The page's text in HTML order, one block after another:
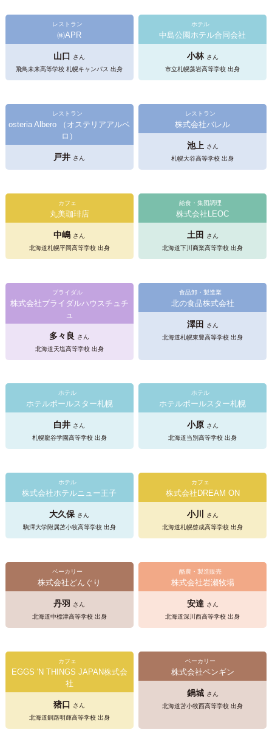
レストラン
㈱APR
山口
さん
飛鳥未来高等学校 札幌キャンパス 出身
ホテル
中島公園ホテル合同会社
小林 さん
市立札幌藻岩高等学校 出身
レストラン
osteria Albero （オステリアアルベ
ロ）
戸井 さん
レストラン
株式会社バレル
池上 さん
札幌大谷高等学校 出身
カフェ
丸美珈琲店
中嶋 さん
北海道札幌平岡高等学校 出身
給食・集団調理
株式会社LEOC
土田
さん
北海道下川商業高等学校 出身
ブライダル
株式会社ブライダルハウスチュチ
ュ
多々良 さん
北海道天塩高等学校 出身
食品卸・製造業
北の食品株式会社
澤田 さん
北海道札幌東豊高等学校 出身
ホテル
ホテルポールスター札幌
白井 さん
札幌龍谷学園高等学校 出身
ホテル
ホテルポールスター札幌
小原 さん
北海道当別高等学校 出身
ホテル
株式会社ホテルニュー王子
大久保 さん
駒澤大学附属苫小牧高等学校 出身
カフェ
株式会社DREAM ON
小川
さん
北海道札幌啓成高等学校 出身
ベーカリー
株式会社どんぐり
丹羽
さん
北海道中標津高等学校 出身
酪農・製造販売
株式会社岩瀬牧場
安達 さん
北海道深川西高等学校 出身
カフェ
EGGS 'N THINGS JAPAN株式会
社
猪口 さん
北海道釧路明輝高等学校 出身
ベーカリー
株式会社ペンギン
鍋城 さん
北海道苫小牧西高等学校 出身